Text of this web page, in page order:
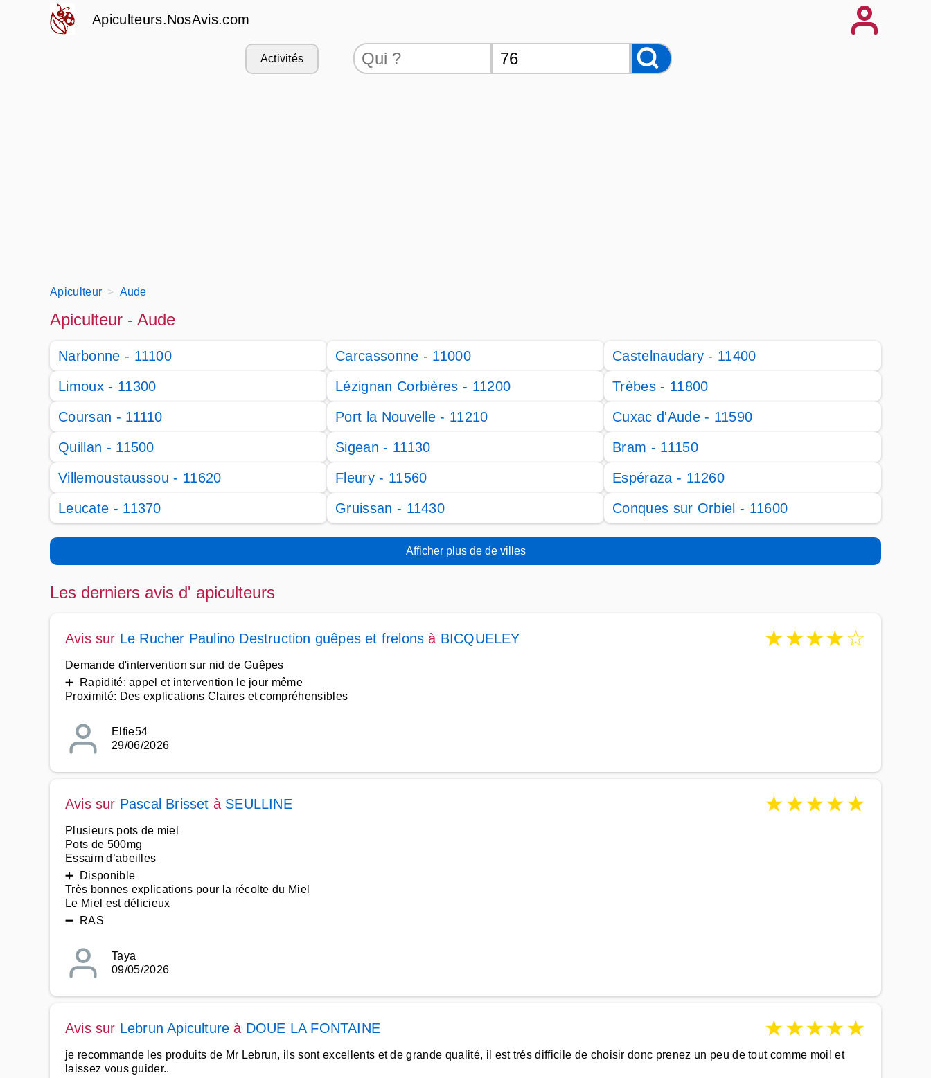
Apiculteurs.NosAvis.com
Activités
Apiculteur Aude
Apiculteur - Aude
Narbonne - 11100 Carcassonne - 11000
Castelnaudary - 11400
Limoux - 11300
Lézignan Corbières - 11200
Trèbes - 11800
Coursan - 11110
Port la Nouvelle - 11210
Cuxac d'Aude - 11590
Quillan - 11500
Sigean - 11130
Bram - 11150
Villemoustaussou - 11620
Fleury - 11560
Espéraza - 11260
Leucate - 11370
Gruissan - 11430 Conques sur Orbiel - 11600
Afficher plus de de villes
Les derniers avis d' apiculteurs
Avis sur Le Rucher Paulino Destruction guêpes et frelons à BICQUELEY ★★★★☆
Demande d'intervention sur nid de Guêpes
➕ Rapidité: appel et intervention le jour même
Proximité: Des explications Claires et compréhensibles
Elfie54
29/06/2026
Avis sur Pascal Brisset à SEULLINE ★★★★★
Plusieurs pots de miel
Pots de 500mg
Essaim d’abeilles
➕ Disponible
Très bonnes explications pour la récolte du Miel
Le Miel est délicieux
➖ RAS
Taya
09/05/2026
Avis sur Lebrun Apiculture à DOUE LA FONTAINE ★★★★★
je recommande les produits de Mr Lebrun, ils sont excellents et de grande qualité, il est trés difficile de choisir donc prenez un peu de tout comme moi! et
laissez vous guider..